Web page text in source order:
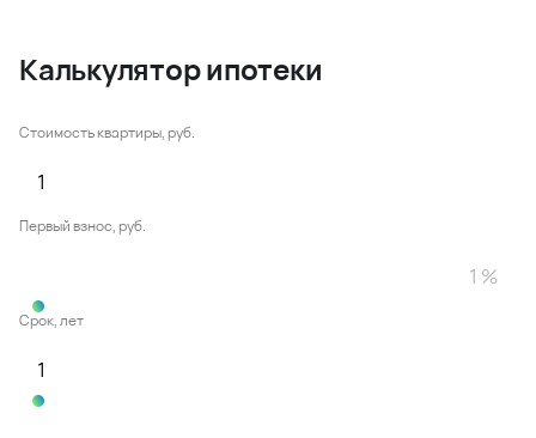
Калькулятор ипотеки
Стоимость квартиры, руб.
Первый взнос, руб.
Срок, лет